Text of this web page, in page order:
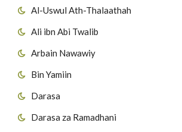
Al-Uswul Ath-Thalaathah
Ali ibn Abi Twalib
Arbain Nawawiy
Bin Yamiin
Darasa
Darasa za Ramadhani